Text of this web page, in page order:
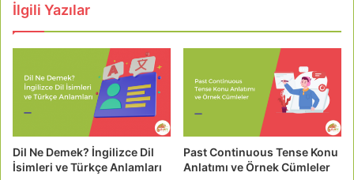
İlgili Yazılar
Dil Ne Demek? İngilizce Dil
İsimleri ve Türkçe Anlamları
Past Continuous Tense Konu
Anlatımı ve Örnek Cümleler